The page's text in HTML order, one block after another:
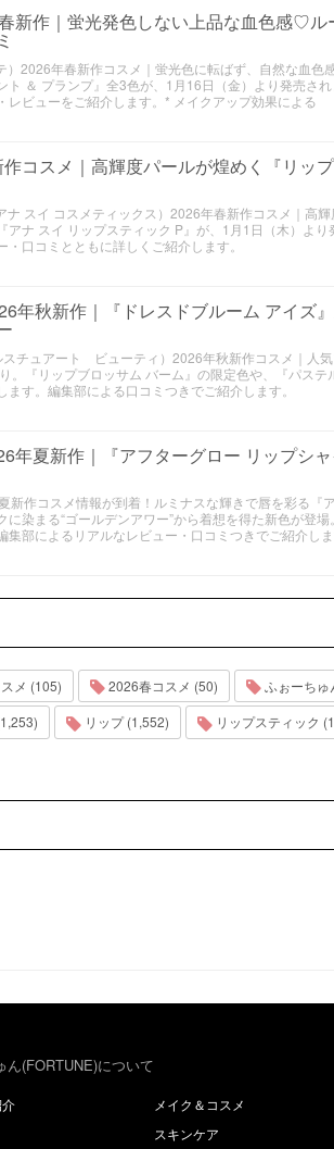
新作｜蛍光発色しない上品な血色感♡ル
）2026年春新作コスメ｜蛍光色に転ばず、自然な血色
ト ＆ プランプ』全3色が、1月16日（金）より発売さ
レビューをご紹介します。* メイクアップ効果による
コスメ｜高輝度パールが煌めく『リッ
ナ スイ コスメティックス）2026年春新作コスメ｜高
アナ スイ リップスティック P』が、1月1日（木）よ
口コミとともに詳しくご紹介します。
年秋新作｜『ドレスドブルーム アイズ
チュアート ビューティ）2026年秋新作コスメ｜人
。『リップブロッサム バーム』の限定色や、『パス
す。編集部による口コミつきでご紹介します。
年夏新作｜『アフターグロー リップシ
新作コスメ情報が到着！ルミナスな輝きで唇を彩る『
に染まる“ゴールデンアワー”から着想を得た新色が登
部によるリアルなレビュー・口コミつきでご紹介しま
メ (105) 2026春コスメ (50)
ふぉーちゅ
リップ (1,552)
リップスティック
ん(FORTUNE)について
メイク＆コスメ
スキンケア